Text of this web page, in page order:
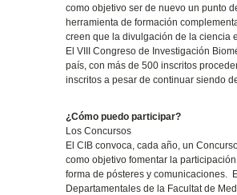
como objetivo ser de nuevo un punto
herramienta de formación
creen que la divulgación de la ciencia
El VIII Congreso de Investigación
país, con más de 500 inscritos
inscritos a pesar de continuar siendo
¿Cómo puedo participar?
Los Concursos
El CIB convoca, cada año, un
como objetivo fomentar la
forma de pósteres y comunicaciones.
Departamentales de la Facultat de